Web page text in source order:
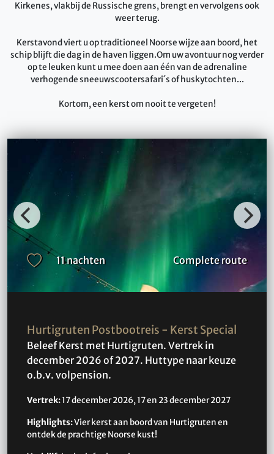
Kirkenes, vlakbij de Russische grens, brengt en vervolgens ook
weer terug.
Kerstavond viert u op traditioneel Noorse wijze aan boord, het
schip blijft die dag in de haven liggen.Om uw avontuur nog verder
op te leuken kunt u mee doen aan één van de adrenaline
verhogende sneeuwscootersafari´s of huskytochten...
Kortom, een kerst om nooit te vergeten!
11 nachten Complete route
Hurtigruten Postbootreis - Kerst Special
Beleef Kerst met Hurtigruten. Vertrek in
december 2026 of 2027. Huttype naar keuze
o.b.v. volpension.
Vertrek:17 december 2026, 17 en 23 december 2027
Highlights:Vier kerst aan boord van Hurtigruten en
ontdek de prachtige Noorse kust!